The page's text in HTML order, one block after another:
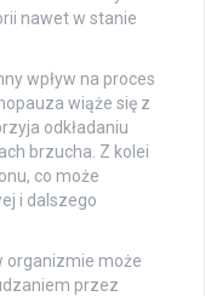
nawet w stanie
wpływ na proces
wiąże się z
odkładaniu
brzucha. Z kolei
co może
i dalszego
organizmie może
przez